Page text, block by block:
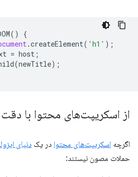
()
{
.createElement( 'h1' );
= host ;
(newTitle);
از اسکریپت‌های محتوا با دقت
اگرچه اسکریپت‌های محتوا در یک دنیای
حملات مصون نیستند: